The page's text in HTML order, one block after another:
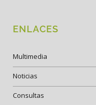
ENLACES
Multimedia
Noticias
Consultas